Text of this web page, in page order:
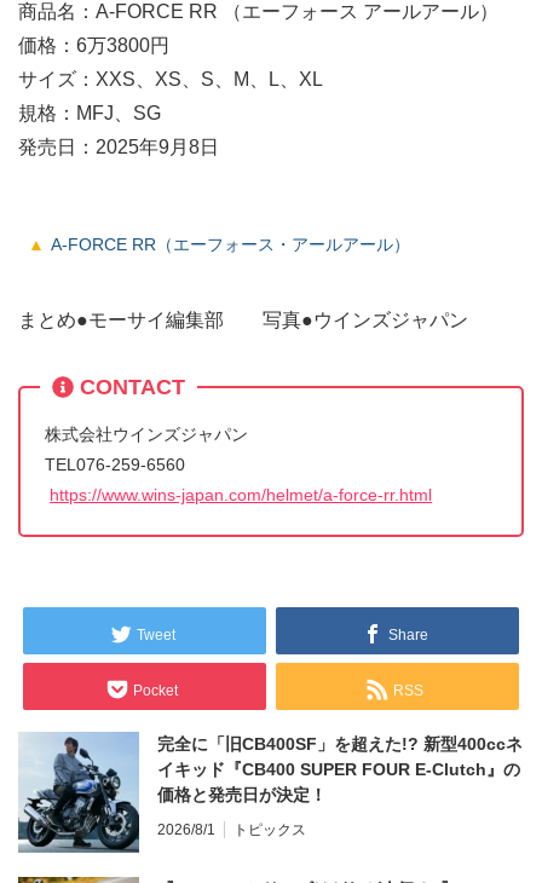
商品名：A-FORCE RR （エーフォース アールアール）
価格：6万3800円
サイズ：XXS、XS、S、M、L、XL
規格：MFJ、SG
発売日：2025年9月8日
A-FORCE RR（エーフォース・アールアール）
まとめ●モーサイ編集部 写真●ウインズジャパン
CONTACT
株式会社ウインズジャパン
TEL076-259-6560
https://www.wins-japan.com/helmet/a-force-rr.html
Tweet Share
Pocket RSS
完全に「旧CB400SF」を超えた!? 新型400ccネ
イキッド『CB400 SUPER FOUR E-Clutch』の
価格と発売日が決定！
2026/8/1 トピックス